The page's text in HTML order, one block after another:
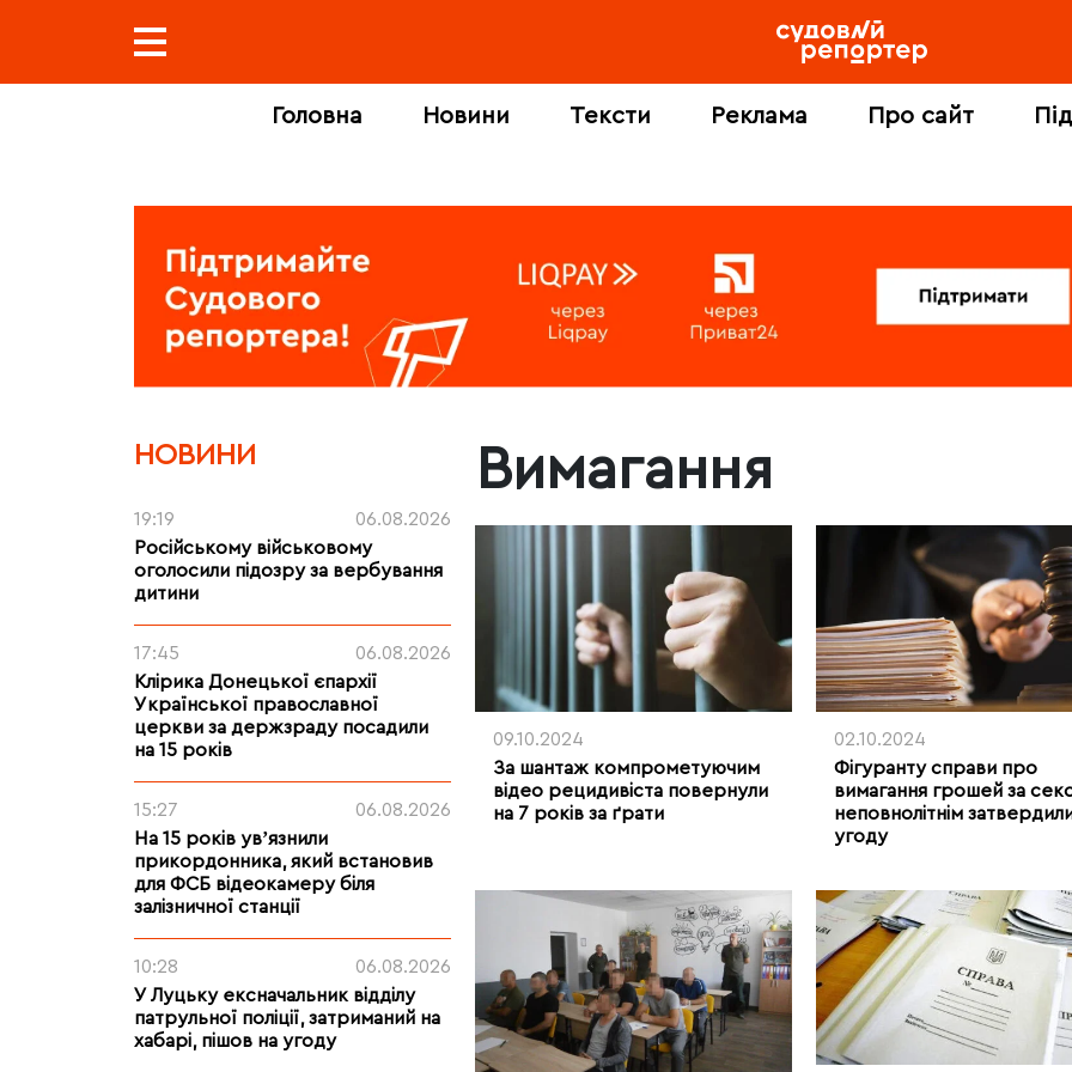
Головна Новини Тексти Реклама Про сайт
НОВИНИ
19:19
06.08.2026
Російському військовому
оголосили підозру за вербування
дитини
17:45
06.08.2026
Клірика Донецької єпархії
Української православної
церкви за держзраду посадили
на 15 років
15:27
06.08.2026
На 15 років увʼязнили
прикордонника, який встановив
для ФСБ відеокамеру біля
залізничної станції
10:28
06.08.2026
У Луцьку ексначальник відділу
патрульної поліції, затриманий на
хабарі, пішов на угоду
Вимагання
09.10.2024
За шантаж компрометуючим
відео рецидивіста повернули
на 7 років за ґрати
02.10.2024
Фігуранту справи про
вимагання грошей за секс
неповнолітнім
угоду